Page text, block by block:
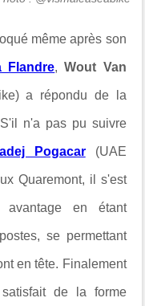
même après son
Flandre,Wout Van
a répondu de la
n'a pas pu suivre
Pogacar (UAE
Quaremont, il s'est
en étant
se permettant
en tête. Finalement
de la forme